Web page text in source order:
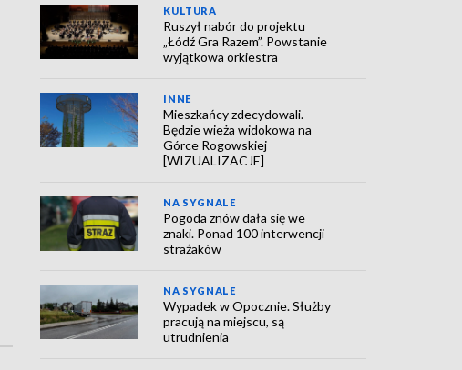
KULTURA
Ruszył nabór do projektu
„Łódź Gra Razem”. Powstanie
wyjątkowa orkiestra
INNE
Mieszkańcy zdecydowali.
Będzie wieża widokowa na
Górce Rogowskiej
[WIZUALIZACJE]
NA SYGNALE
Pogoda znów dała się we
znaki. Ponad 100 interwencji
strażaków
NA SYGNALE
Wypadek w Opocznie. Służby
pracują na miejscu, są
utrudnienia